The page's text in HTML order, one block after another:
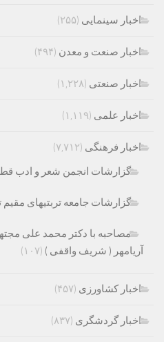
اخبار سینمایی (۲۵۵)
اخبار صنعت و معدن (۴۹۴)
اخبار صنعتی (۱,۲۲۸)
اخبار علمی (۱,۱۱۹)
اخبار فرهنگی (۷,۷۱۲)
گزارشات انجمن شعر و ادب
گزارشات جامعه تربتیهای مقیم
مصاحبه با دکتر محمد علی
آریامهر ( شریف واقفی ) (۱۰۷)
اخبار کشاورزی (۴۵۷)
اخبار گردشگری (۸۳۷)